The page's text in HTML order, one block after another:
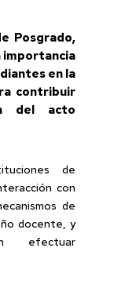
Posgrado,
importancia
en la
contribuir
del acto
de
con
de
docente, y
efectuar